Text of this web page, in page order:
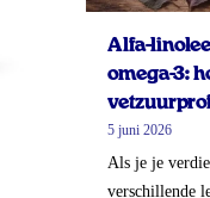
Alfa-
omega-3:
5 juni 2026
Als je je
verschillende